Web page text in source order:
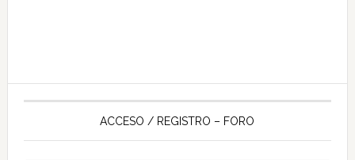
ACCESO / REGISTRO – FORO